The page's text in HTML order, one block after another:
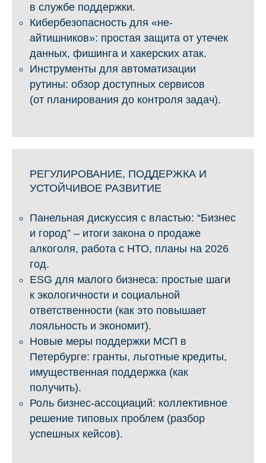
в службе поддержки.
Кибербезопасность для «не-
айтишников»: простая защита от утечек
данных, фишинга и хакерских атак.
Инструменты для автоматизации
рутины: обзор доступных сервисов
(от планирования до контроля задач).
РЕГУЛИРОВАНИЕ, ПОДДЕРЖКА И
УСТОЙЧИВОЕ РАЗВИТИЕ
Панельная дискуссия с властью: “Бизнес
и город” – итоги закона о продаже
алкоголя, работа с НТО, планы на 2026
год.
ESG для малого бизнеса: простые шаги
к экологичности и социальной
ответственности (как это повышает
лояльность и экономит).
Новые меры поддержки МСП в
Петербурге: гранты, льготные кредиты,
имущественная поддержка (как
получить).
Роль бизнес-ассоциаций: коллективное
решение типовых проблем (разбор
успешных кейсов).